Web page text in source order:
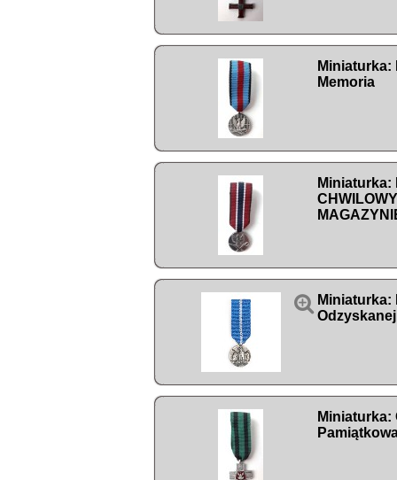
Miniaturka:
Memoria
Miniaturka:
 Miniaturka:
Miniaturka: